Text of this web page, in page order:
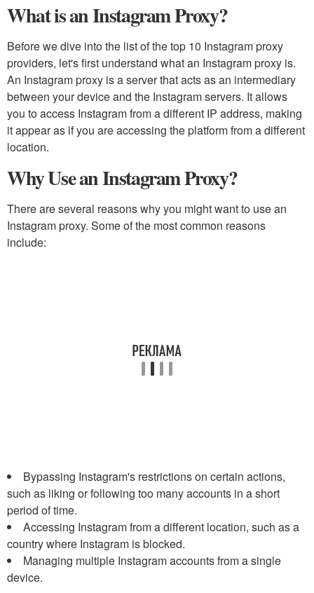
What is an Instagram Proxy?
Before we dive into the list of the top 10 Instagram proxy
providers, let's first understand what an Instagram proxy is.
An Instagram proxy is a server that acts as an intermediary
between your device and the Instagram servers. It allows
you to access Instagram from a different IP address, making
it appear as if you are accessing the platform from a different
location.
Why Use an Instagram Proxy?
There are several reasons why you might want to use an
Instagram proxy. Some of the most common reasons
include:
Bypassing Instagram's restrictions on certain actions,
such as liking or following too many accounts in a short
period of time.
Accessing Instagram from a different location, such as a
country where Instagram is blocked.
Managing multiple Instagram accounts from a single
device.